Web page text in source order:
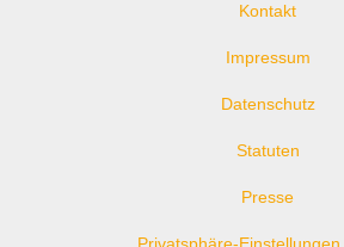
Kontakt
Impressum
Datenschutz
Statuten
Presse